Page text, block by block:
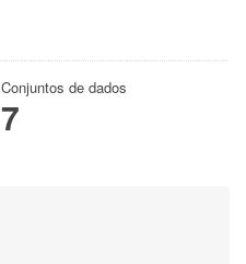
Conjuntos de dados
7